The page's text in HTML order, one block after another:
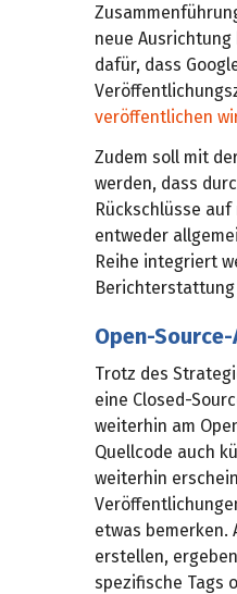
neue
dafür, dass
veröffentlichen
Zudem soll mit
werden, dass
Rückschlüsse
entweder
Reihe integriert
Berichterstattung
Open-
Trotz des
eine Closed-
weiterhin am
Quellcode auch
weiterhin
etwas bemerken.
erstellen,
spezifische Tags